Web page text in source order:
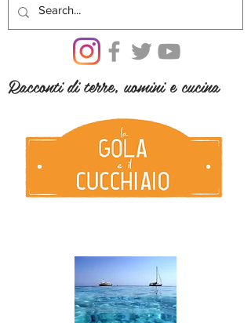
Racconti di terre, uomini e cucina